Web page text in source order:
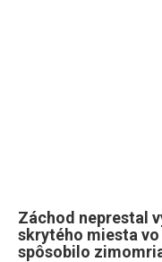
Záchod neprestal
skrytého miesta
spôsobilo